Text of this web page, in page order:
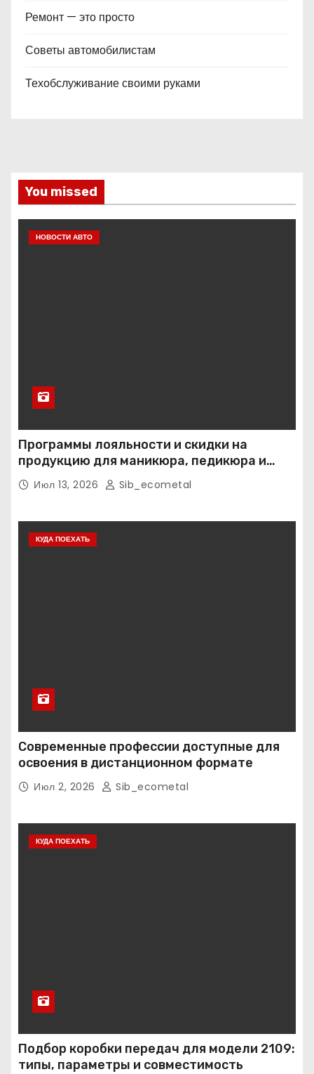
Ремонт — это просто
Советы автомобилистам
Техобслуживание своими руками
You missed
НОВОСТИ АВТО
Программы лояльности и скидки на
продукцию для маникюра, педикюра и
наращивания ресниц
Июл 13, 2026 Sib_ecometal
КУДА ПОЕХАТЬ
Современные профессии доступные для
освоения в дистанционном формате
Июл 2, 2026 Sib_ecometal
КУДА ПОЕХАТЬ
Подбор коробки передач для модели 2109:
типы, параметры и совместимость